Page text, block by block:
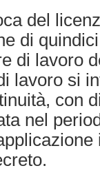
del
di
di lavoro
lavoro si
con
nel